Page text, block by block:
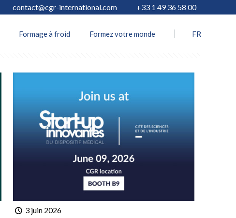
contact@cgr-international.com +33 1 49 36 58 00
Formage à froid Formez votre monde FR
Show all
3 juin 2026